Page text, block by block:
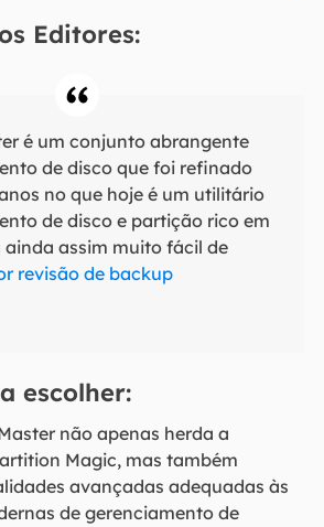
Editores:
é um conjunto abrangente
de disco que foi refinado
no que hoje é um utilitário
de disco e partição rico em
ainda assim muito fácil de
revisão de backup
escolher:
não apenas herda a
Magic, mas também
avançadas adequadas às
de gerenciamento de